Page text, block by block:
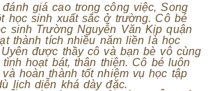
giá cao trong công việc, Song
học sinh xuất sắc ở trường. Cô bé
sinh Trường Nguyễn Văn Kịp quận
thành tích nhiều năm liền là học
được thầy cô và bạn bè vô cùng
hoạt bát, thân thiện. Cô bé luôn
hoàn thành tốt nhiệm vụ học tập
lịch diễn khá dày đặc.